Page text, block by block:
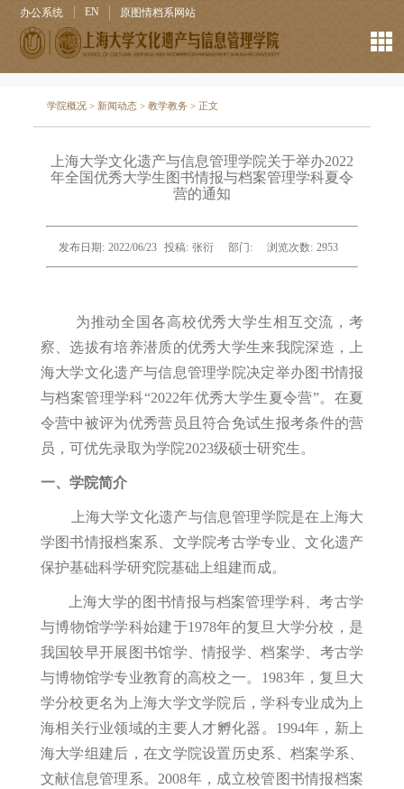
办公系统 EN 原图情档系网站
学院概况 > 新闻动态 >教学教务 > 正文
上海大学文化遗产与信息管理学院关于举办2022
年全国优秀大学生图书情报与档案管理学科夏令
营的通知
发布日期: 2022/06/23 投稿: 张衍 部门: 浏览次数: 2953
为推动全国各高校优秀大学生相互交流，考
察、选拔有培养潜质的优秀大学生来我院深造，上
海大学文化遗产与信息管理学院决定举办图书情报
与档案管理学科“2022年优秀大学生夏令营”。在夏
令营中被评为优秀营员且符合免试生报考条件的营
员，可优先录取为学院2023级硕士研究生。
一、学院简介
上海大学文化遗产与信息管理学院是在上海大
学图书情报档案系、文学院考古学专业、文化遗产
保护基础科学研究院基础上组建而成。
上海大学的图书情报与档案管理学科、考古学
与博物馆学学科始建于1978年的复旦大学分校，是
我国较早开展图书馆学、情报学、档案学、考古学
与博物馆学专业教育的高校之一。1983年，复旦大
学分校更名为上海大学文学院后，学科专业成为上
海相关行业领域的主要人才孵化器。1994年，新上
海大学组建后，在文学院设置历史系、档案学系、
文献信息管理系。2008年，成立校管图书情报档案